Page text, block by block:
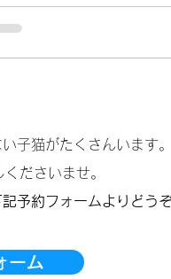
子猫がたくさんいます
ださいませ。
予約フォームよりどう
ーム